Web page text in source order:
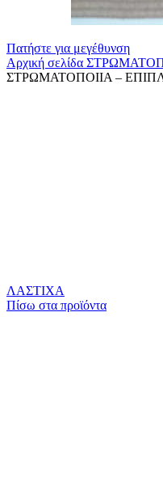
Πατήστε για μεγέθυνση
Αρχική σελίδα
ΣΤΡΩΜΑΤΟΠΟΙΙΑ –
ΛΑΣΤΙΧΑ
Πίσω στα πρoϊόντα